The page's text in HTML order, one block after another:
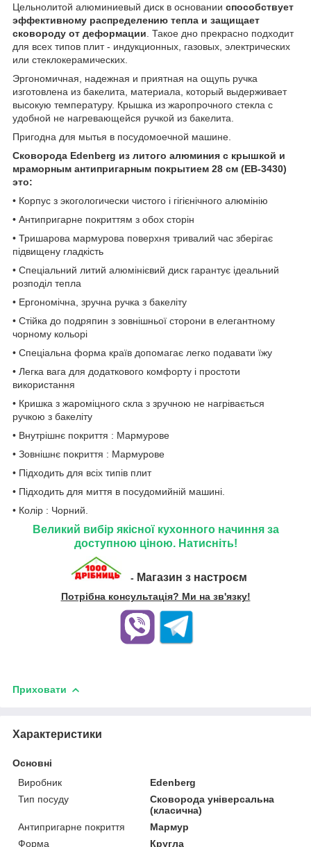
Цельнолитой алюминиевый диск в основании способствует
эффективному распределению тепла и защищает
сковороду от деформации . Такое дно прекрасно подходит
для всех типов плит - индукционных, газовых, электрических
или стеклокерамических.
Эргономичная, надежная и приятная на ощупь ручка
изготовлена из бакелита, материала, который выдерживает
высокую температуру. Крышка из жаропрочного стекла с
удобной не нагревающейся ручкой из бакелита.
Пригодна для мытья в посудомоечной машине.
Сковорода Edenberg из литого алюминия с крышкой и
мраморным антипригарным покрытием 28 см (EB-3430)
это:
• Корпус з экогологически чистого і гігієнічного алюмінію
• Антипригарне покриттям з обох сторін
• Тришарова мармурова поверхня тривалий час зберігає
підвищену гладкість
• Спеціальний литий алюмінієвий диск гарантує ідеальний
розподіл тепла
• Ергономічна, зручна ручка з бакеліту
• Стійка до подряпин з зовнішньої сторони в елегантному
чорному кольорі
• Спеціальна форма країв допомагає легко подавати їжу
• Легка вага для додаткового комфорту і простоти
використання
• Кришка з жароміцного скла з зручною не нагрівається
ручкою з бакеліту
• Внутрішнє покриття : Мармурове
• Зовнішнє покриття : Мармурове
• Підходить для всіх типів плит
• Підходить для миття в посудомийній машині.
• Колір : Чорний.
Великий вибір якісної кухонного начиння за
доступною ціною. Натисніть!
- Магазин з настроєм
Потрібна консультація? Ми на зв'язку!
Приховати
Характеристики
Основні
Виробник
Edenberg
Тип посуду
Сковорода універсальна
(класична)
Антипригарне покриття
Мармур
Форма
Кругла